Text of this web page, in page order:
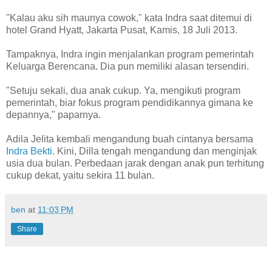
"Kalau aku sih maunya cowok," kata Indra saat ditemui di
hotel Grand Hyatt, Jakarta Pusat, Kamis, 18 Juli 2013.
Tampaknya, Indra ingin menjalankan program pemerintah
Keluarga Berencana. Dia pun memiliki alasan tersendiri.
"Setuju sekali, dua anak cukup. Ya, mengikuti program
pemerintah, biar fokus program pendidikannya gimana ke
depannya," paparnya.
Adila Jelita kembali mengandung buah cintanya bersama
Indra Bekti. Kini, Dilla tengah mengandung dan menginjak
usia dua bulan. Perbedaan jarak dengan anak pun terhitung
cukup dekat, yaitu sekira 11 bulan.
ben at 11:03 PM
Share